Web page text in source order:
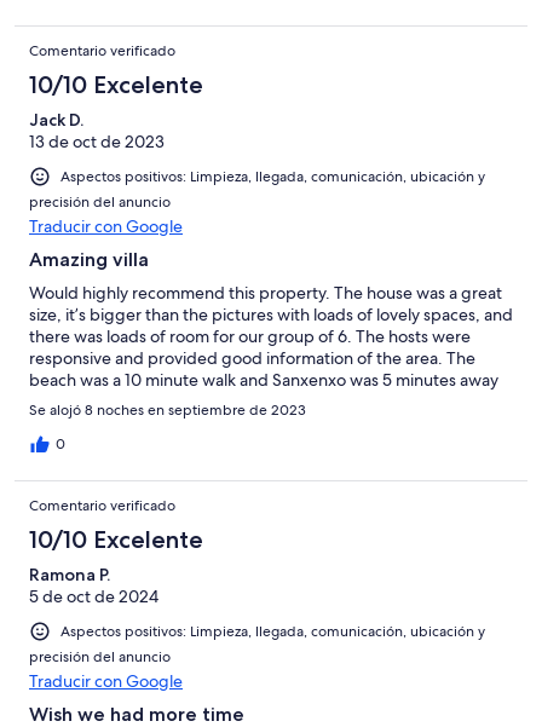
Comentario verificado
10/10 Excelente
Jack D.
13 de oct de 2023
Aspectos positivos: Limpieza, llegada, comunicación, ubicación y
precisión del anuncio
Traducir con Google
Amazing villa
Would highly recommend this property. The house was a great
size, it’s bigger than the pictures with loads of lovely spaces, and
there was loads of room for our group of 6. The hosts were
responsive and provided good information of the area. The
beach was a 10 minute walk and Sanxenxo was 5 minutes away
by car for restaurants and cafes. A great part of Spain to visit.
Se alojó 8 noches en septiembre de 2023
0
Comentario verificado
10/10 Excelente
Ramona P.
5 de oct de 2024
Aspectos positivos: Limpieza, llegada, comunicación, ubicación y
precisión del anuncio
Traducir con Google
Wish we had more time